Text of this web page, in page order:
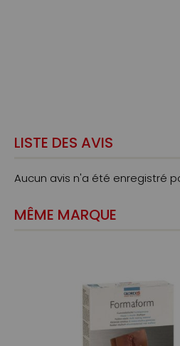
LISTE DES AVIS
Aucun avis n'a été enregistré
MÊME MARQUE